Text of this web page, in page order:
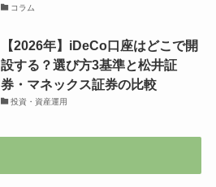
コラム
【2026年】iDeCo口座はどこで開
設する？選び方3基準と松井証
券・マネックス証券の比較
投資・資産運用